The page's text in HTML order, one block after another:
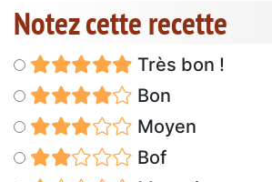
Notez cette recette
Très bon !
Bon
Moyen
Bof